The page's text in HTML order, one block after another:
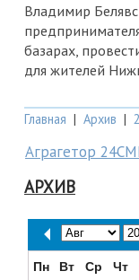
Владимир
базарах,
для жителей
Главная | Архив |
Аграгетор
АРХИВ
Пн Вт Ср Чт